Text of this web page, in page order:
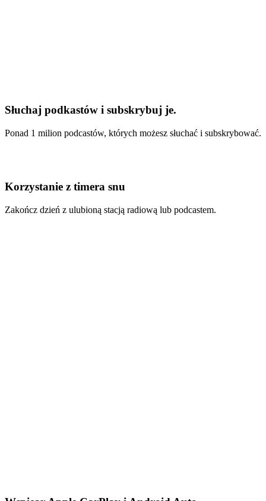
Słuchaj podkastów i subskrybuj je.
Ponad 1 milion podcastów, których możesz słuchać i subskrybować.
Korzystanie z timera snu
Zakończ dzień z ulubioną stacją radiową lub podcastem.